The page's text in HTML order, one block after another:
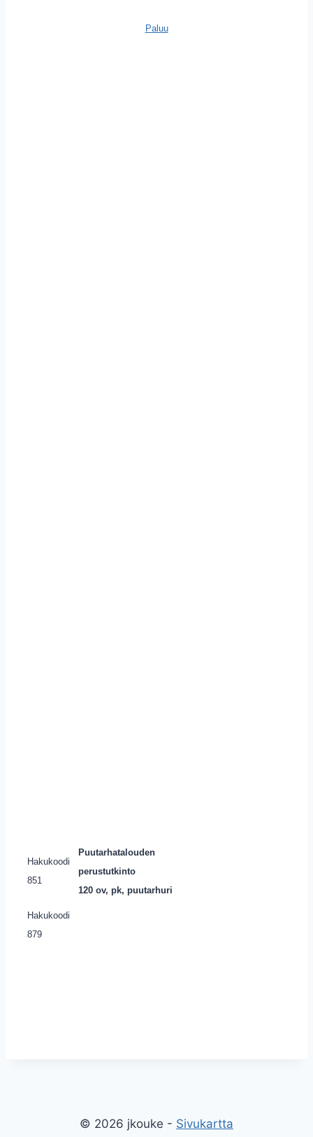
Paluu
Hakukoodi
851
Puutarhatalouden
perustutkinto
120 ov, pk, puutarhuri
Hakukoodi
879
© 2026 jkouke - Sivukartta